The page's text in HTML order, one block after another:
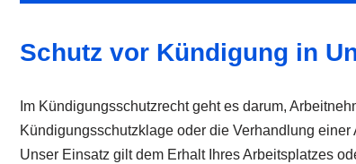
Schutz vor Kündigung in
Im Kündigungsschutzrecht geht es darum,
Kündigungsschutzklage oder die Verhandlung
Unser Einsatz gilt dem Erhalt Ihres Arbeitsplatzes